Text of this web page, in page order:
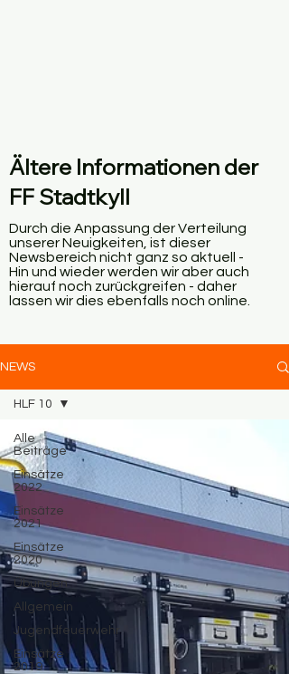
Ältere Informationen der
FF Stadtkyll
Durch die Anpassung der Verteilung
unserer Neuigkeiten, ist dieser
Newsbereich nicht ganz so aktuell -
Hin und wieder werden wir aber auch
hierauf noch zurückgreifen - daher
lassen wir dies ebenfalls noch online.
NEWS
Alle
Beiträge
Einsätze
2022
Einsätze
2021
Einsätze
2020
Übungen
Allgemein
Jugendfeuerwehr
Einsätze
2019
HLF 10